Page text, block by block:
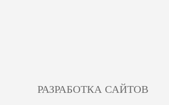
РАЗРАБОТКА САЙТОВ